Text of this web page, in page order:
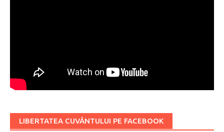
LIBERTATEA CUVÂNTULUI PE FACEBOOK